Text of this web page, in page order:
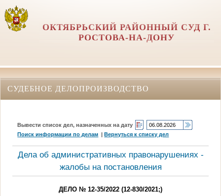
ОКТЯБРЬСКИЙ РАЙОННЫЙ СУД Г.
РОСТОВА-НА-ДОНУ
СУДЕБНОЕ ДЕЛОПРОИЗВОДСТВО
Вывести список дел, назначенных на дату
Поиск информации по делам |Вернуться к списку дел
Дела об административных правонарушениях -
жалобы на постановления
ДЕЛО № 12-35/2022 (12-830/2021;)